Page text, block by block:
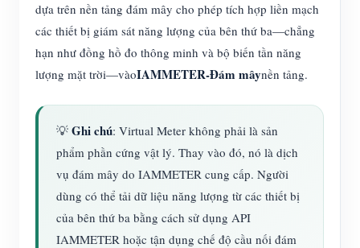
dựa trên nền tảng đám mây cho phép tích hợp liền mạch
các thiết bị giám sát năng lượng của bên thứ ba—chẳng
hạn như đồng hồ đo thông minh và bộ biến tần năng
lượng mặt trời—vàoIAMMETER-Đám mâynền tảng.
💡 Ghi chú: Virtual Meter không phải là sản
phẩm phần cứng vật lý. Thay vào đó, nó là dịch
vụ đám mây do IAMMETER cung cấp. Người
dùng có thể tải dữ liệu năng lượng từ các thiết bị
của bên thứ ba bằng cách sử dụng API
IAMMETER hoặc tận dụng chế độ cầu nối đám